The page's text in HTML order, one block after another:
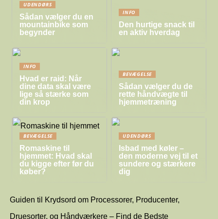
UDENDØRS
Sådan vælger du en
mountainbike som
begynder
INFO
Den hurtige snack til
en aktiv hverdag
INFO
Hvad er raid: Når
dine data skal være
lige så stærke som
din krop
BEVÆGELSE
Sådan vælger du de
rette håndvægte til
hjemmetræning
BEVÆGELSE
Romaskine til
hjemmet: Hvad skal
du kigge efter før du
køber?
UDENDØRS
Isbad med køler –
den moderne vej til et
sundere og stærkere
dig
Guiden til Krydsord om Processorer, Producenter,
Druesorter, og Håndværkere – Find de Bedste